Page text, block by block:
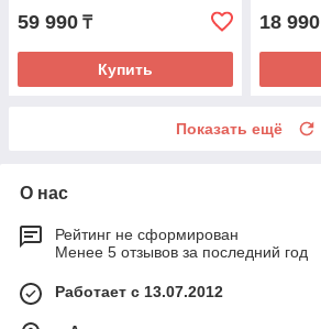
59 990 ₸
Купить
18 990
Показать ещё
О нас
Рейтинг не сформирован
Менее 5 отзывов за последний год
Работает с 13.07.2012